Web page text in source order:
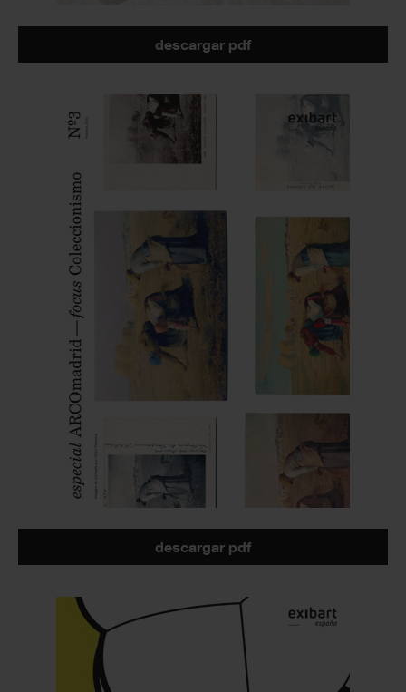
descargar pdf
descargar pdf